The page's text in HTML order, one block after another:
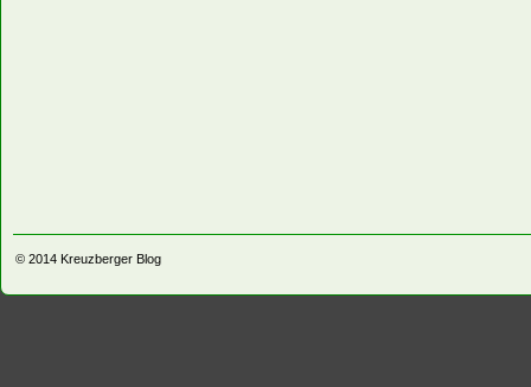
© 2014 Kreuzberger Blog